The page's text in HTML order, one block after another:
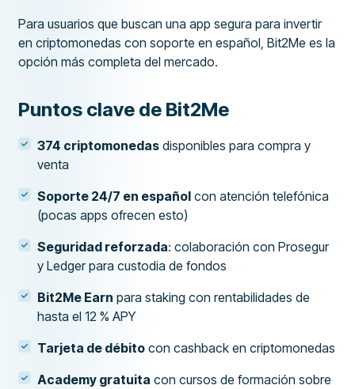
Para usuarios que buscan una app segura para invertir
en criptomonedas con soporte en español, Bit2Me es la
opción más completa del mercado.
Puntos clave de Bit2Me
374 criptomonedas disponibles para compra y
venta
Soporte 24/7 en español con atención telefónica
(pocas apps ofrecen esto)
Seguridad reforzada: colaboración con Prosegur
y Ledger para custodia de fondos
Bit2Me Earn para staking con rentabilidades de
hasta el 12 % APY
Tarjeta de débito con cashback en criptomonedas
Academy gratuita con cursos de formación sobre